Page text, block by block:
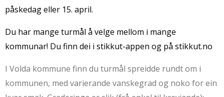
påskedag eller 15. april.
Du har mange turmål å velge mellom i mange
kommunar! Du finn dei i stikkut-appen og på stikkut.no
I Volda kommune finn du turmål spreidde rundt om i
kommunen, med varierande vanskegrad og noko for ein